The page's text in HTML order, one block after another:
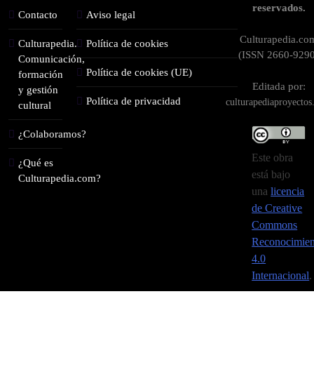
Contacto
Culturapedia.
Comunicación,
formación
y gestión
cultural
¿Colaboramos?
¿Qué es
Culturapedia.com?
Aviso legal
Política de cookies
Política de cookies (UE)
Política de privacidad
reservados.
(ISSN 2660-
Editada por:
Este obra
está bajo
unalicencia
de Creative
Commons
4.0
Internacional.